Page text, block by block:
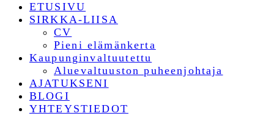
ETUSIVU
SIRKKA-LIISA
CV
Pieni elämänkerta
Kaupunginvaltuutettu
Aluevaltuuston puheenjohtaja
AJATUKSENI
BLOGI
YHTEYSTIEDOT